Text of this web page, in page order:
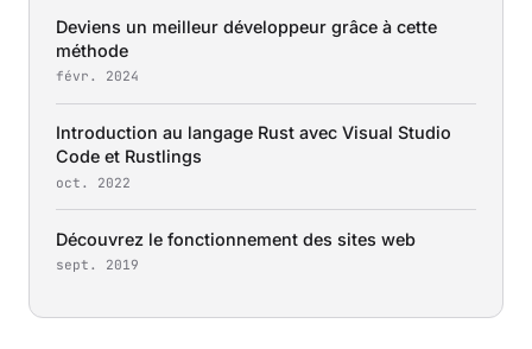
Deviens un meilleur développeur grâce à cette
méthode
févr. 2024
Introduction au langage Rust avec Visual Studio
Code et Rustlings
oct. 2022
Découvrez le fonctionnement des sites web
sept. 2019